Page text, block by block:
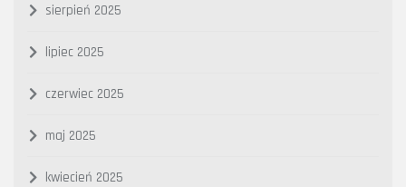
sierpień 2025
lipiec 2025
czerwiec 2025
maj 2025
kwiecień 2025